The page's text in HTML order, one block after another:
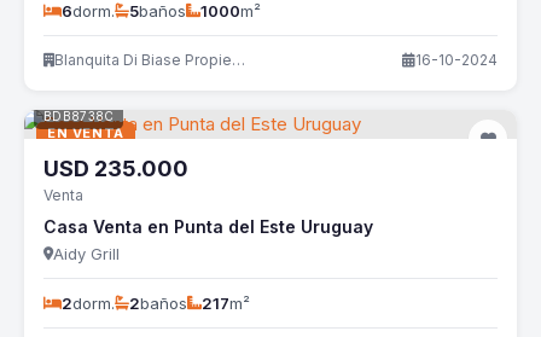
6dorm. 5baños 1000m²
Blanquita Di Biase Propiedades 16-10-2024
EN VENTA
BDB8738C
USD 235.000
Venta
Casa Venta en Punta del Este Uruguay
Aidy Grill
2dorm. 2baños 217m²